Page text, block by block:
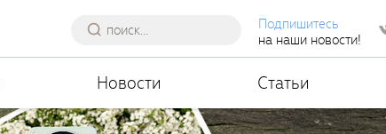
Подпишитесь
на наши новости!
Новости Статьи